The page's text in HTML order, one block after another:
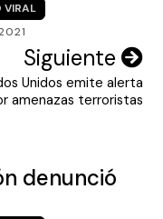
VIRAL
Siguiente
Unidos emite alerta
amenazas terroristas
denunció